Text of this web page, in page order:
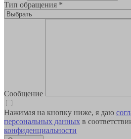
Тип обращения *
Сообщение
Нажимая на кнопку ниже, я даю
персональных данных в
конфиденциальности